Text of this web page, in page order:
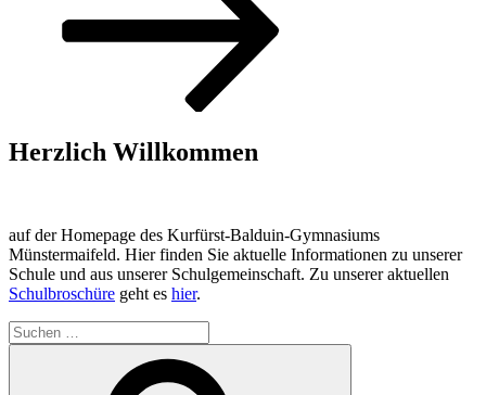
Herzlich Willkommen
auf der Homepage des Kurfürst-Balduin-Gymnasiums
Münstermaifeld. Hier finden Sie aktuelle Informationen zu unserer
Schule und aus unserer Schulgemeinschaft. Zu unserer aktuellen
Schulbroschüre geht es hier.
Suchen
nach: